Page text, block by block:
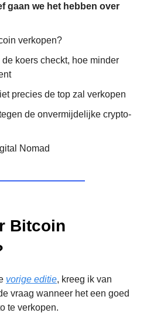
gaan we het hebben over
verkopen?
de koers checkt, hoe minder
precies de top zal verkopen
de onvermijdelijke crypto-
Nomad
Bitcoin
vorige editie, kreeg ik van
vraag wanneer het een goed
te verkopen.